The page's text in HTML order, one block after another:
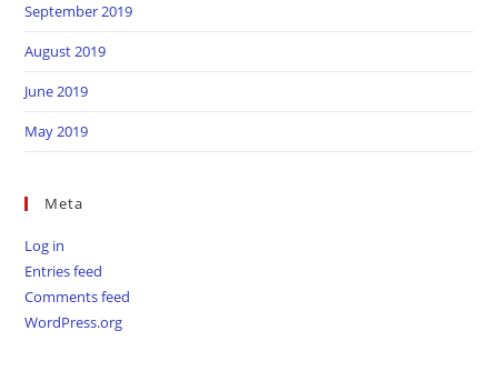
September 2019
August 2019
June 2019
May 2019
Meta
Log in
Entries feed
Comments feed
WordPress.org